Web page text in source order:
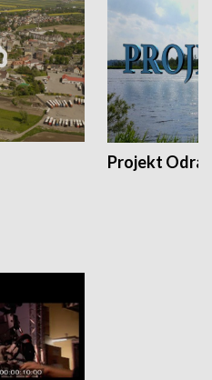
Projekt Odra